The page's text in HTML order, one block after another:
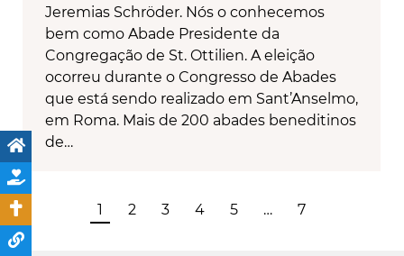
Jeremias Schröder. Nós o conhecemos
bem como Abade Presidente da
Congregação de St. Ottilien. A eleição
ocorreu durante o Congresso de Abades
que está sendo realizado em Sant’Anselmo,
em Roma. Mais de 200 abades beneditinos
de…
1 2 3 4 5 … 7